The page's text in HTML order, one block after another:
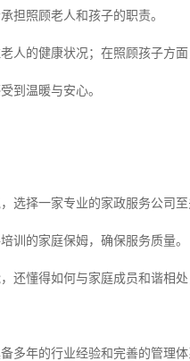
担照顾老人和孩子的职责。
人的健康状况；在照顾孩子方
到温暖与安心。
选择一家专业的家政服务公司至
训的家庭保姆，确保服务质量。
还懂得如何与家庭成员和谐相
多年的行业经验和完善的管理体